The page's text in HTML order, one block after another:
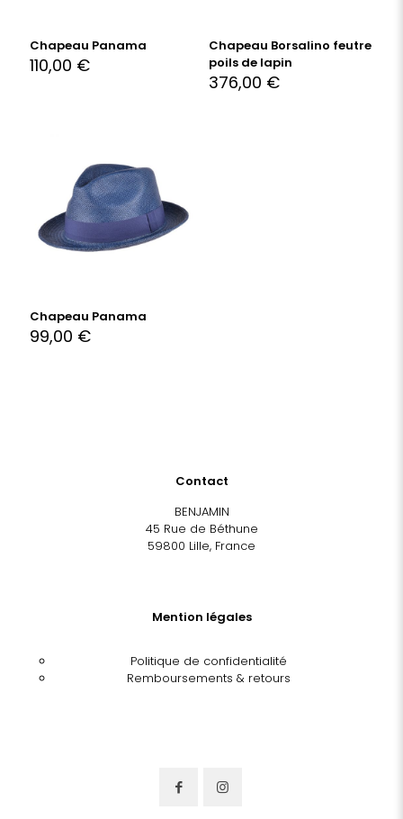
Chapeau Panama
110,00 €
Chapeau Borsalino feutre
poils de lapin
376,00 €
Chapeau Panama
99,00 €
Contact
BENJAMIN
45 Rue de Béthune
59800 Lille, France
Mention légales
Politique de confidentialité
Remboursements & retours